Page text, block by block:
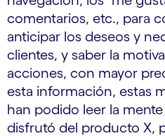
comentarios, etc., para
anticipar los deseos y
clientes, y saber la
acciones, con mayor
esta información, estas
han podido leer la mente
disfrutó del producto X,